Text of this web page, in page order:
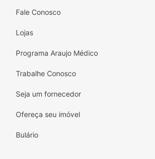
Tamanho GG:
Cor:
Bege
Composição:
100% Algodão
Prazo de Validade:
5 anos
Fale Conosco
Lojas
Programa Araujo Médico
Trabalhe Conosco
Seja um fornecedor
Ofereça seu imóvel
Bulário